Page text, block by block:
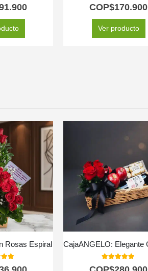
COP$170.900
Ver producto
Rosas Espiral
5.00